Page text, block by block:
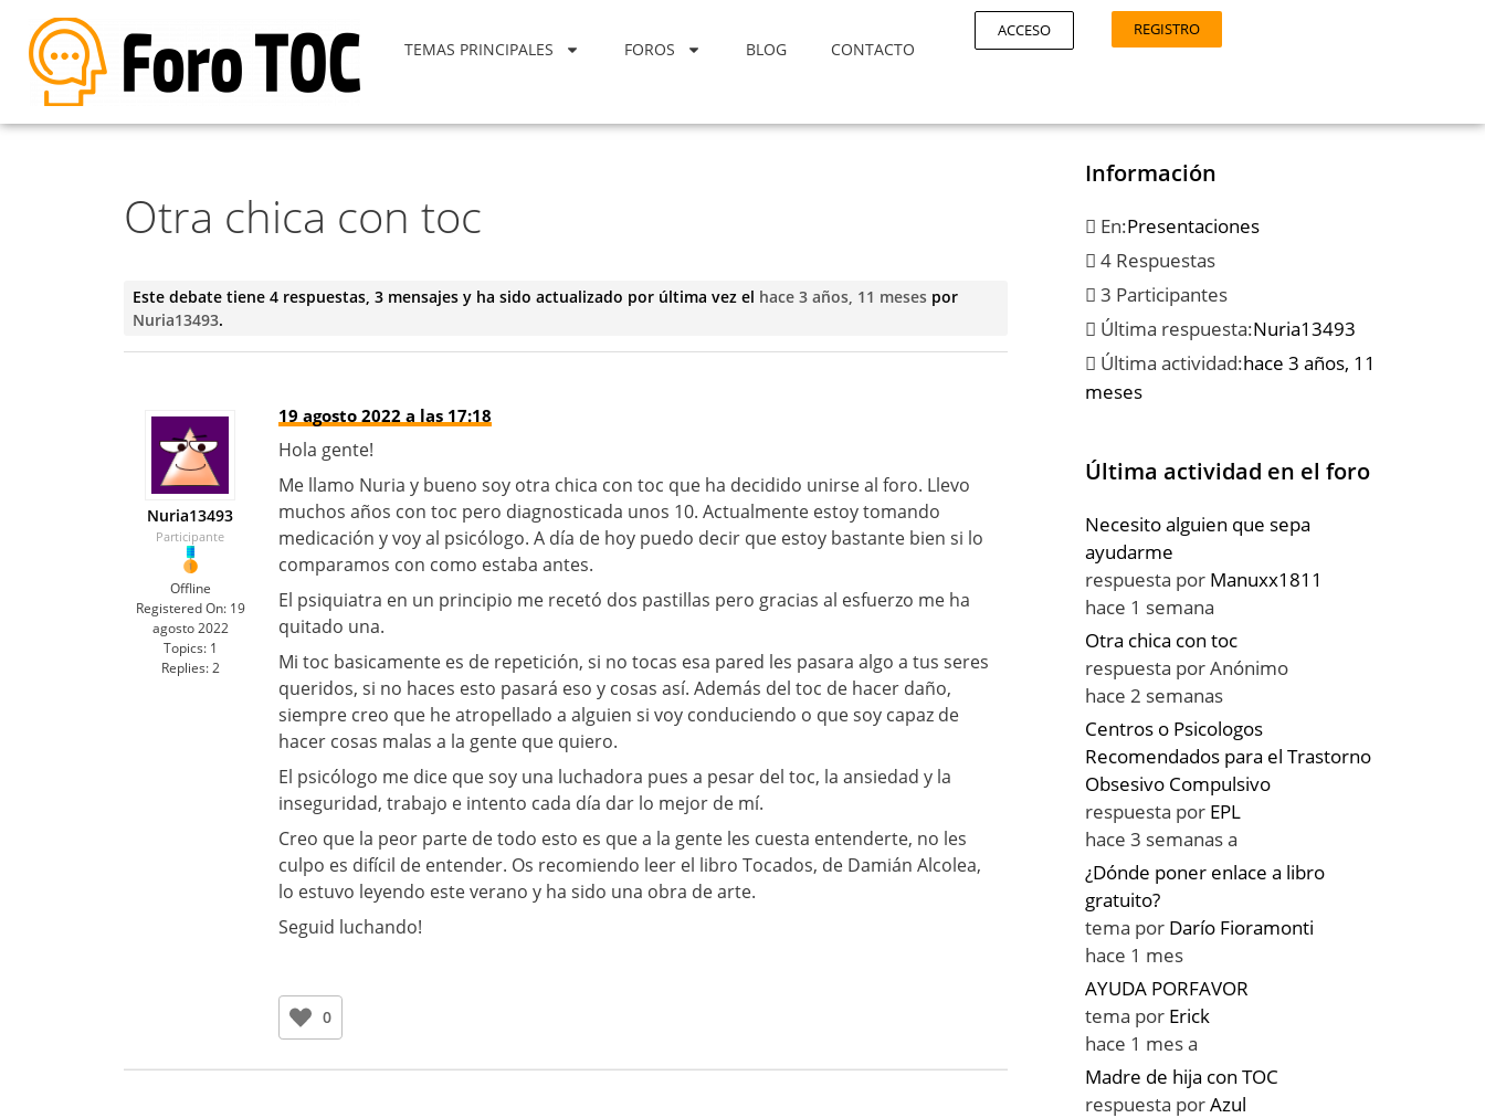
TEMAS PRINCIPALES FOROS BLOG CONTACTO
ACCESO REGISTRO
Otra chica con toc
Este debate tiene 4 respuestas, 3 mensajes y ha sido actualizado por última vez el hace 3 años, 11 meses por
Nuria13493.
Nuria13493
Participante
Offline
Registered On: 19
agosto 2022
Topics: 1
Replies: 2
19 agosto 2022 a las 17:18
Hola gente!
Me llamo Nuria y bueno soy otra chica con toc que ha decidido unirse al foro. Llevo
muchos años con toc pero diagnosticada unos 10. Actualmente estoy tomando
medicación y voy al psicólogo. A día de hoy puedo decir que estoy bastante bien si lo
comparamos con como estaba antes.
El psiquiatra en un principio me recetó dos pastillas pero gracias al esfuerzo me ha
quitado una.
Mi toc basicamente es de repetición, si no tocas esa pared les pasara algo a tus seres
queridos, si no haces esto pasará eso y cosas así. Además del toc de hacer daño,
siempre creo que he atropellado a alguien si voy conduciendo o que soy capaz de
hacer cosas malas a la gente que quiero.
El psicólogo me dice que soy una luchadora pues a pesar del toc, la ansiedad y la
inseguridad, trabajo e intento cada día dar lo mejor de mí.
Creo que la peor parte de todo esto es que a la gente les cuesta entenderte, no les
culpo es difícil de entender. Os recomiendo leer el libro Tocados, de Damián Alcolea,
lo estuvo leyendo este verano y ha sido una obra de arte.
Seguid luchando!
0
Información
En:Presentaciones
4 Respuestas
3 Participantes
Última respuesta:Nuria13493
Última actividad:hace 3 años, 11
meses
Última actividad en el foro
Necesito alguien que sepa
ayudarme
respuesta por Manuxx1811
hace 1 semana
Otra chica con toc
respuesta porAnónimo
hace 2 semanas
Centros o Psicologos
Recomendados para el Trastorno
Obsesivo Compulsivo
respuesta por EPL
hace 3 semanas a
¿Dónde poner enlace a libro
gratuito?
tema por Darío Fioramonti
hace 1 mes
AYUDA PORFAVOR
tema por Erick
hace 1 mes a
Madre de hija con TOC
respuesta porAzul